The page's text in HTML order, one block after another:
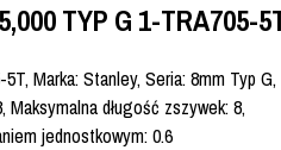
TYP G 1-TRA705-
Marka: Stanley, Seria: 8mm Typ G,
długość zszywek: 8,
jednostkowym: 0.6